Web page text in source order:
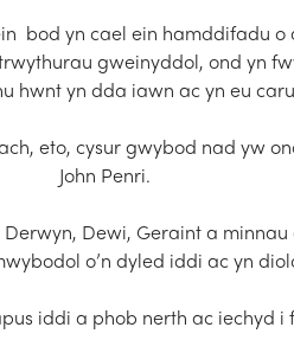
bod yn cael ein hamddifadu
gweinyddol, ond yn
hwnt yn dda iawn ac yn eu
eto, cysur gwybod nad yw
John Penri.
Dewi, Geraint a
o’n dyled iddi ac yn
iddi a phob nerth ac iechyd